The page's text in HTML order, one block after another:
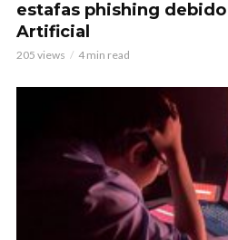
estafas phishing
Artificial
205 views 4 min read